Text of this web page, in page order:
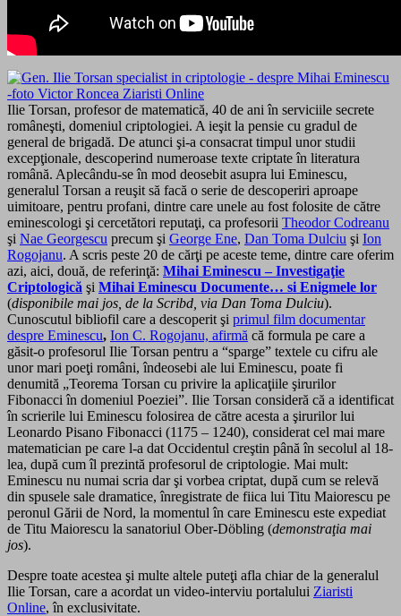
Ilie Torsan, profesor de matematică, 40 de ani în serviciile secrete
româneşti, domeniul criptologiei. A ieşit la pensie cu gradul de
general de brigadă. De atunci şi-a consacrat timpul unor studii
excepţionale, descoperind numeroase texte criptate în literatura
română. Aplecându-se în mod deosebit asupra lui Eminescu,
generalul Torsan a reuşit să facă o serie de descoperiri aproape
uimitoare, pentru profani, dintre care unele au fost folosite de către
eminescologi şi cercetători reputaţi, ca profesorii Theodor Codreanu
şi Nae Georgescu precum şi George Ene, Dan Toma Dulciu şi Ion
Rogojanu. A scris peste 20 de cărţi pe aceste teme, dintre care oferim
azi, aici, două, de referinţă: Mihai Eminescu – Investigaţie
Criptologică şi Mihai Eminescu Documente… si Enigmele lor
(disponibile mai jos, de la Scribd, via Dan Toma Dulciu).
Cunoscutul bibliofil care a descoperit şi primul film documentar
despre Eminescu, Ion C. Rogojanu, afirmă că formula pe care a
găsit-o profesorul Ilie Torsan pentru a “sparge” textele cu cifru ale
unor mari poeţi români, îndeosebi ale lui Eminescu, poate fi
denumită „Teorema Torsan cu privire la aplicaţiile şirurilor
Fibonacci în domeniul Poeziei”. Ilie Torsan consideră că a identificat
în scrierile lui Eminescu folosirea de către acesta a şirurilor lui
Leonardo Pisano Fibonacci (1175 – 1240), considerat cel mai mare
matematician pe care l-a dat Occidentul creştin până în secolul al 18-
lea, după cum îl prezintă profesorul de criptologie. Mai mult:
Eminescu nu numai scria dar şi vorbea criptat, după cum se relevă
din spusele sale dramatice, înregistrate de fiica lui Titu Maiorescu pe
peronul Gării de Nord, la momentul în care Eminescu este expediat
de Titu Maiorescu la sanatoriul Ober-Döbling (demonstraţia mai
jos).
Despre toate acestea şi multe altele puteţi afla chiar de la generalul
Ilie Torsan, care a acordat un video-interviu portalului Ziaristi
Online, în exclusivitate.